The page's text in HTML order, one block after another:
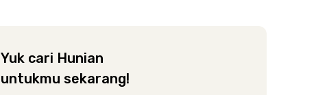
Yuk cari Hunian
untukmu sekarang!